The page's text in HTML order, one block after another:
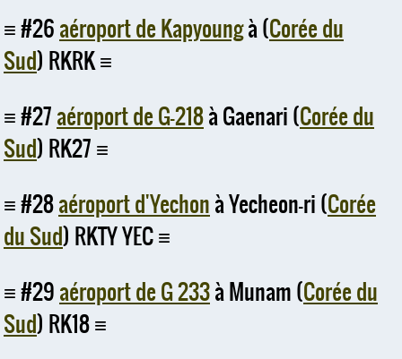
#26aéroport de Kapyoungà (Corée du
Sud) RKRK
#27aéroport de G-218à Gaenari (Corée du
Sud) RK27
#28aéroport d'Yechonà Yecheon-ri (Corée
du Sud) RKTY YEC
#29aéroport de G 233à Munam (Corée du
Sud) RK18